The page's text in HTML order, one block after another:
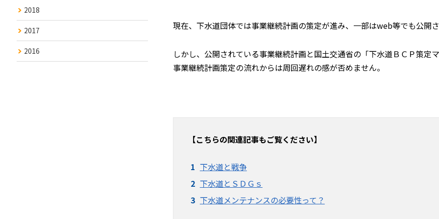
現在、下水道団体では事業継続計画の策定が進み、一部はweb等でも公開
しかし、公開されている事業継続計画と国土交通省の「下水道ＢＣＰ策定
事業継続計画策定の流れからは周回遅れの感が否めません。
【こちらの関連記事もご覧ください】
下水道と戦争
下水道とＳＤＧｓ
下水道メンテナンスの必要性って？
2018
2017
2016